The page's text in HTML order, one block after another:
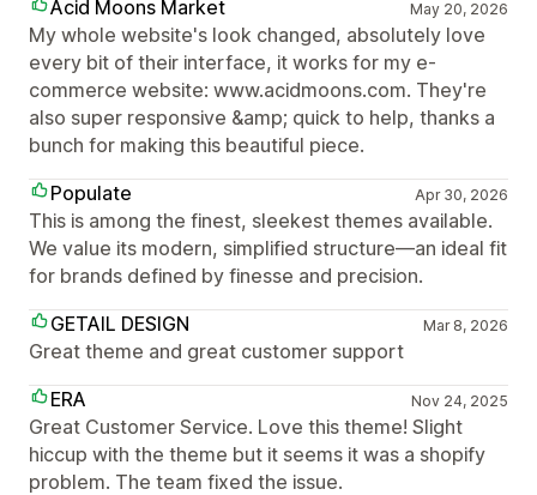
Acid Moons Market May 20, 2026
My whole website's look changed, absolutely love
every bit of their interface, it works for my e-
commerce website: www.acidmoons.com. They're
also super responsive &amp; quick to help, thanks a
bunch for making this beautiful piece.
Populate
Apr 30, 2026
This is among the finest, sleekest themes available.
We value its modern, simplified structure—an ideal fit
for brands defined by finesse and precision.
GETAIL DESIGN
Mar 8, 2026
Great theme and great customer support
ERA
Nov 24, 2025
Great Customer Service. Love this theme! Slight
hiccup with the theme but it seems it was a shopify
problem. The team fixed the issue.